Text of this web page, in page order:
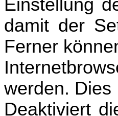
Einstellung
damit der
Ferner
werden. Dies
Deaktiviert